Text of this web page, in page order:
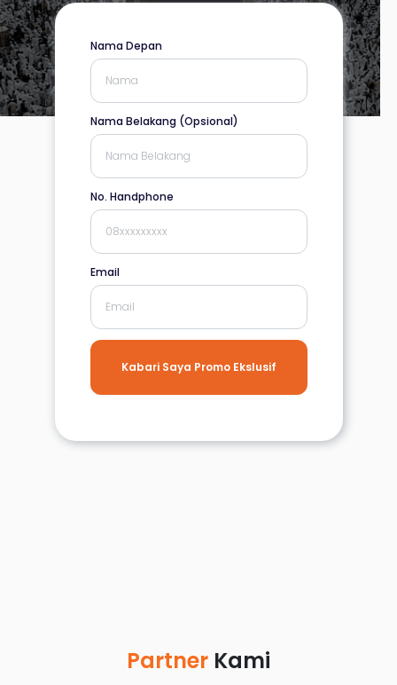
Nama Depan
Nama Belakang (Opsional)
No. Handphone
Email
Partner Kami